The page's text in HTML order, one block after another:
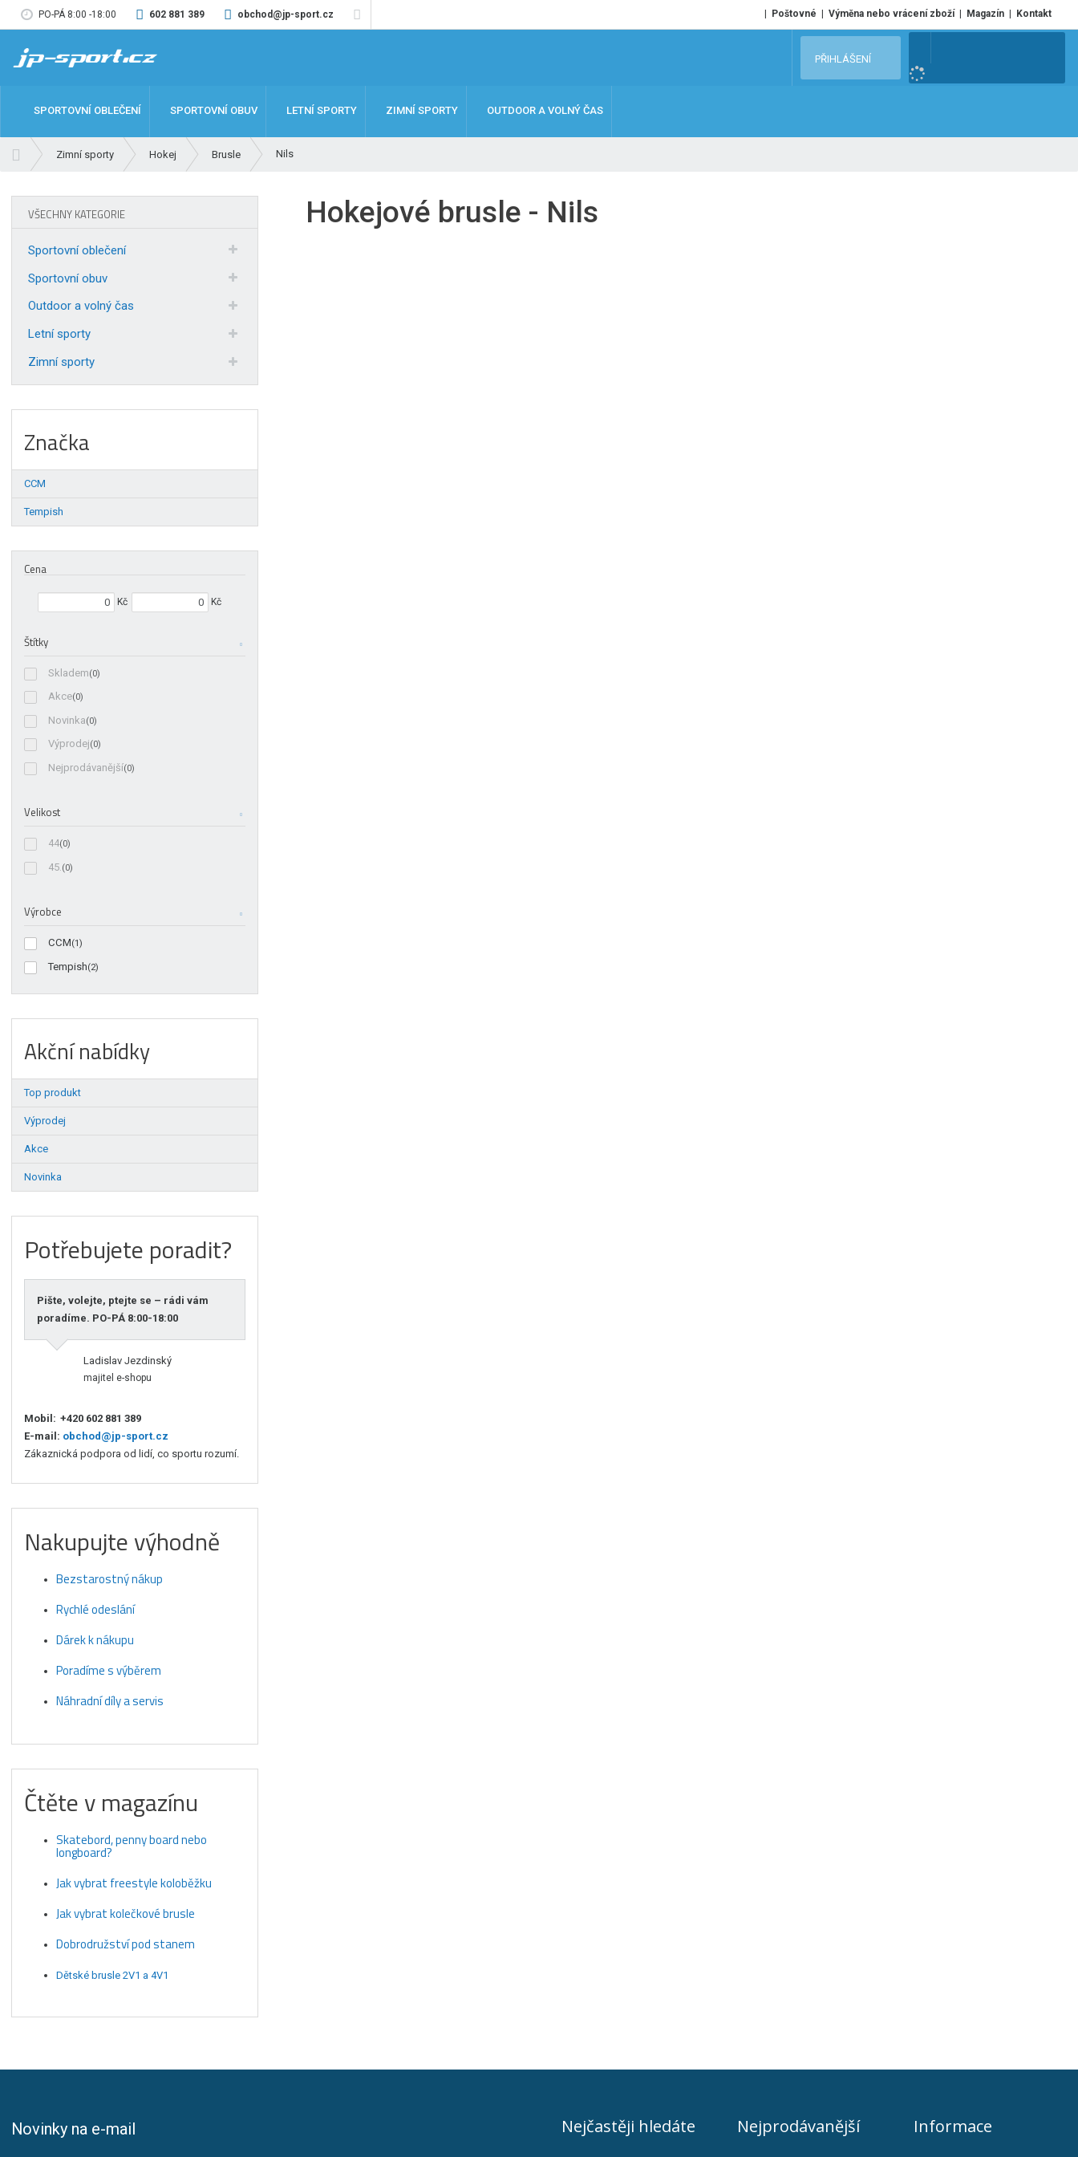
PO-PÁ 8:00 -18:00 602 881 389 obchod@jp-sport.cz Poštovné Výměna nebo vrácení zboží Magazín Kontakt
e
PŘIHLÁŠENÍ
SPORTOVNÍ OBLEČENÍ SPORTOVNÍ OBUV LETNÍ SPORTY ZIMNÍ SPORTY OUTDOOR A VOLNÝ ČAS
Zimní sporty Hokej Brusle Nils
Hokejové brusle - Nils
VŠECHNY KATEGORIE
Sportovní oblečení
Sportovní obuv
Outdoor a volný čas
Letní sporty
Zimní sporty
Značka
CCM
Tempish
Cena
Kč Kč
Štítky
Skladem(0)
Akce(0)
Novinka(0)
Výprodej(0)
Nejprodávanější(0)
Velikost
44(0)
45. (0)
Výrobce
CCM(1)
Tempish(2)
Akční nabídky
Top produkt
Výprodej
Akce
Novinka
Potřebujete poradit?
Pište, volejte, ptejte se – rádi vám
poradíme. PO-PÁ 8:00-18:00
Ladislav Jezdinský
majitel e-shopu
Mobil: +420 602 881 389
E-mail: obchod@jp-sport.cz
Zákaznická podpora od lidí, co sportu rozumí.
Nakupujte výhodně
Bezstarostný nákup
Rychlé odeslání
Dárek k nákupu
Poradíme s výběrem
Náhradní díly a servis
Čtěte v magazínu
Skatebord, penny board nebo
longboard?
Jak vybrat freestyle koloběžku
Jak vybrat kolečkové brusle
Dobrodružství pod stanem
Dětské brusle 2V1 a 4V1
Novinky na e-mail Nejčastěji hledáte Nejprodávanější Informace